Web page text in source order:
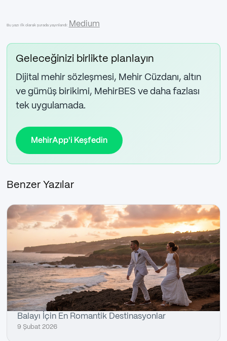
Bu yazı ilk olarak şurada yayınlandı: Medium
Geleceğinizi birlikte planlayın
Dijital mehir sözleşmesi, Mehir Cüzdanı, altın
ve gümüş birikimi, MehirBES ve daha fazlası
tek uygulamada.
MehirApp'i Keşfedin
Benzer Yazılar
Balayı İçin En Romantik Destinasyonlar
9 Şubat 2026